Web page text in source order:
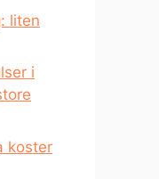
liten
i
koster